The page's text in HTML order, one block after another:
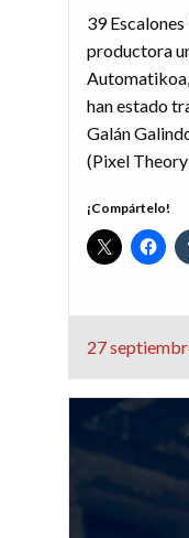
39
productora
han estado
Galán
(Pixel
¡Compártelo!
Publicado
27